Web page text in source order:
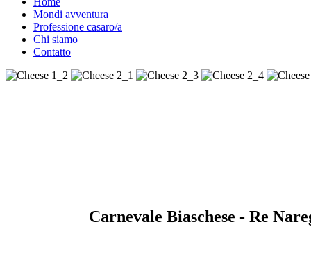
Mondi avventura
Professione casaro/a
Chi siamo
Contatto
Carnevale Biaschese - Re